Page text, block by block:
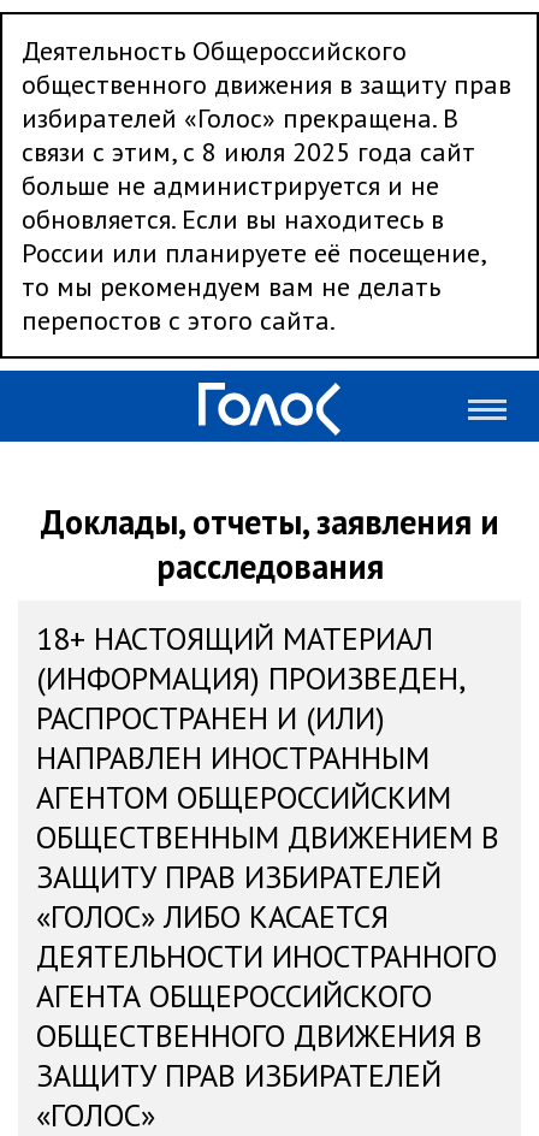
Деятельность Общероссийского
общественного движения в защиту прав
избирателей «Голос» прекращена. В
связи с этим, с 8 июля 2025 года сайт
больше не администрируется и не
обновляется. Если вы находитесь в
России или планируете её посещение,
то мы рекомендуем вам не делать
перепостов с этого сайта.
Доклады, отчеты, заявления и
расследования
18+ НАСТОЯЩИЙ МАТЕРИАЛ
(ИНФОРМАЦИЯ) ПРОИЗВЕДЕН,
РАСПРОСТРАНЕН И (ИЛИ)
НАПРАВЛЕН ИНОСТРАННЫМ
АГЕНТОМ ОБЩЕРОССИЙСКИМ
ОБЩЕСТВЕННЫМ ДВИЖЕНИЕМ В
ЗАЩИТУ ПРАВ ИЗБИРАТЕЛЕЙ
«ГОЛОС» ЛИБО КАСАЕТСЯ
ДЕЯТЕЛЬНОСТИ ИНОСТРАННОГО
АГЕНТА ОБЩЕРОССИЙСКОГО
ОБЩЕСТВЕННОГО ДВИЖЕНИЯ В
ЗАЩИТУ ПРАВ ИЗБИРАТЕЛЕЙ
«ГОЛОС»